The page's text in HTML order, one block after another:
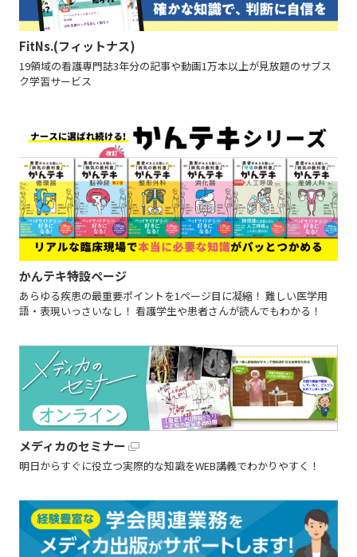
FitNs.(フィットナス)
19領域の看護専門誌3年分の記事や動画1万本以上が見放題のサブス
ク学習サービス
かんテキ特設ページ
あらゆる疾患の最重要ポイントを1ページ目に凝縮！ 難しい医学用
語・表現いっさいなし！ 看護学生や患者さんが読んでもわかる！
メディカのセミナー
明日からすぐに役立つ実際的な知識をWEB講義でわかりやすく！